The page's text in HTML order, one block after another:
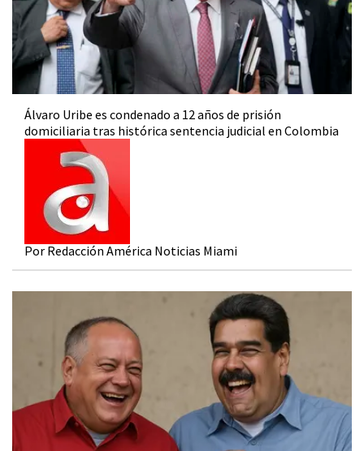
Álvaro Uribe es condenado a 12 años de prisión
domiciliaria tras histórica sentencia judicial en Colombia
Por Redacción América Noticias Miami